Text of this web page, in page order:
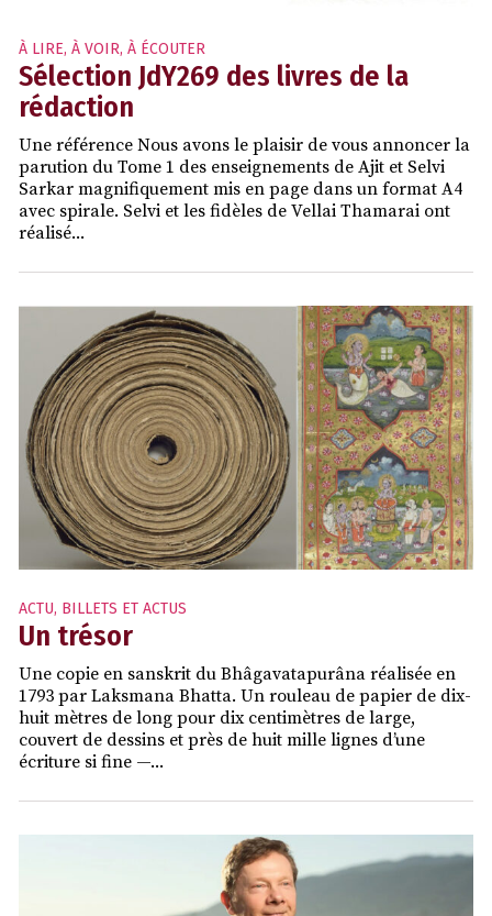
À LIRE, À VOIR, À ÉCOUTER
Sélection JdY269 des livres de la
rédaction
Une référence Nous avons le plaisir de vous annoncer la
parution du Tome 1 des enseignements de Ajit et Selvi
Sarkar magnifiquement mis en page dans un format A4
avec spirale. Selvi et les fidèles de Vellai Thamarai ont
réalisé...
ACTU, BILLETS ET ACTUS
Un trésor
Une copie en sanskrit du Bhâgavatapurâna réalisée en
1793 par Laksmana Bhatta. Un rouleau de papier de dix-
huit mètres de long pour dix centimètres de large,
couvert de dessins et près de huit mille lignes d’une
écriture si fine —...